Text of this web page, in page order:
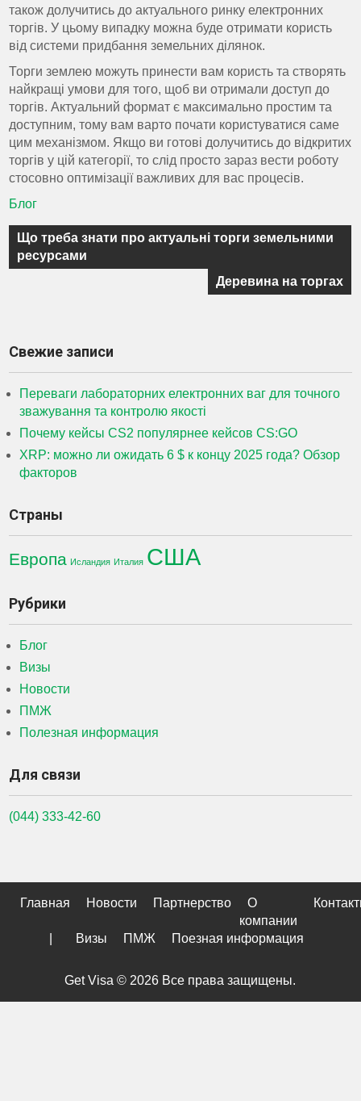
також долучитись до актуального ринку електронних
торгів. У цьому випадку можна буде отримати користь
від системи придбання земельних ділянок.
Торги землею можуть принести вам користь та створять
найкращі умови для того, щоб ви отримали доступ до
торгів. Актуальний формат є максимально простим та
доступним, тому вам варто почати користуватися саме
цим механізмом. Якщо ви готові долучитись до відкритих
торгів у цій категорії, то слід просто зараз вести роботу
стосовно оптимізації важливих для вас процесів.
Блог
Навигация
по
Що треба знати про актуальні торги земельними
ресурсами
Деревина на торгах
Свежие записи
Переваги лабораторних електронних ваг для точного
зважування та контролю якості
Почему кейсы CS2 популярнее кейсов CS:GO
XRP: можно ли ожидать 6 $ к концу 2025 года? Обзор
факторов
Страны
Европа Исландия Италия США
Рубрики
Блог
Визы
Новости
ПМЖ
Полезная информация
Для связи
(044) 333-42-60
Главная Новости Партнерство
О
компании
Визы ПМЖ Поезная информация
Get Visa © 2026 Все права защищены.